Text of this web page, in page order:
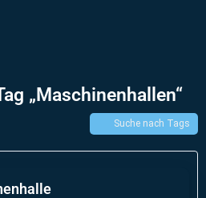
„Maschinenhallen“
Suche nach Tags